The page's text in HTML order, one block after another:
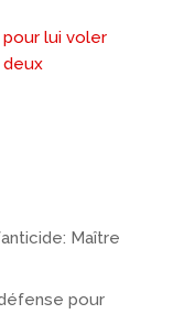
pour lui voler
deux
Maître
pour